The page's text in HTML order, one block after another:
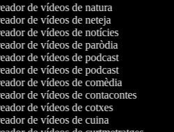
de vídeos de natura
de vídeos de neteja
de vídeos de notícies
de vídeos de paròdia
de vídeos de podcast
de vídeos de podcast
de vídeos de comèdia
de vídeos de contacontes
de vídeos de cotxes
de vídeos de cuina